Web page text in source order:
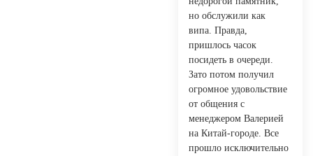
но обслужили как
випа. Правда,
пришлось часок
посидеть в очереди.
Зато потом получил
огромное удовольствие
от общения с
менеджером Валерией
на Китай-городе. Все
прошло исключительно